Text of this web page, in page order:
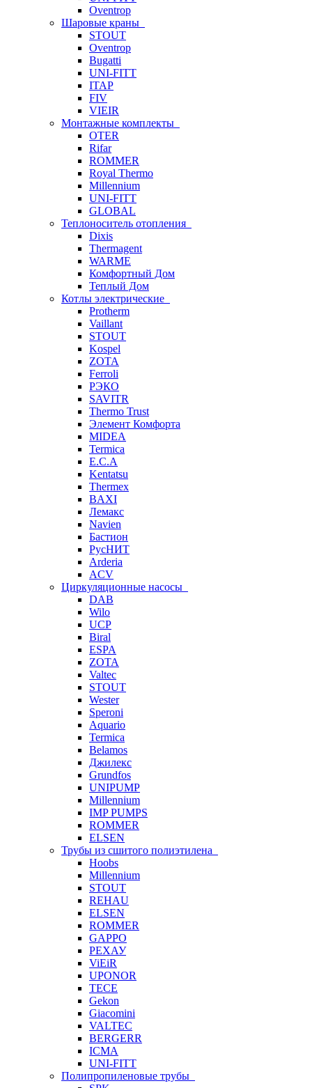
Oventrop
Шаровые краны
STOUT
Oventrop
Bugatti
UNI-FITT
ITAP
FIV
VIEIR
Монтажные комплекты
OTER
Rifar
ROMMER
Royal Thermo
Millennium
UNI-FITT
GLOBAL
Теплоноситель отопления
Dixis
Thermagent
WARME
Комфортный Дом
Теплый Дом
Котлы электрические
Protherm
Vaillant
STOUT
Kospel
ZOTA
Ferroli
РЭКО
SAVITR
Thermo Trust
Элемент Комфорта
MIDEA
Termica
E.C.A
Kentatsu
Thermex
BAXI
Лемакс
Navien
Бастион
РусНИТ
Arderia
ACV
Циркуляционные насосы
DAB
Wilo
UCP
Biral
ESPA
ZOTA
Valtec
STOUT
Wester
Speroni
Aquario
Termica
Belamos
Джилекс
Grundfos
UNIPUMP
Millennium
IMP PUMPS
ROMMER
ELSEN
Трубы из сшитого полиэтилена
Hoobs
Millennium
STOUT
REHAU
ELSEN
ROMMER
GAPPO
РЕХАУ
ViEiR
UPONOR
TECE
Gekon
Giacomini
VALTEC
BERGERR
ICMA
UNI-FITT
Полипропиленовые трубы